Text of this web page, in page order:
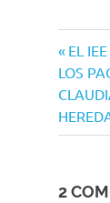
de
EL
LOS
entrada:
2